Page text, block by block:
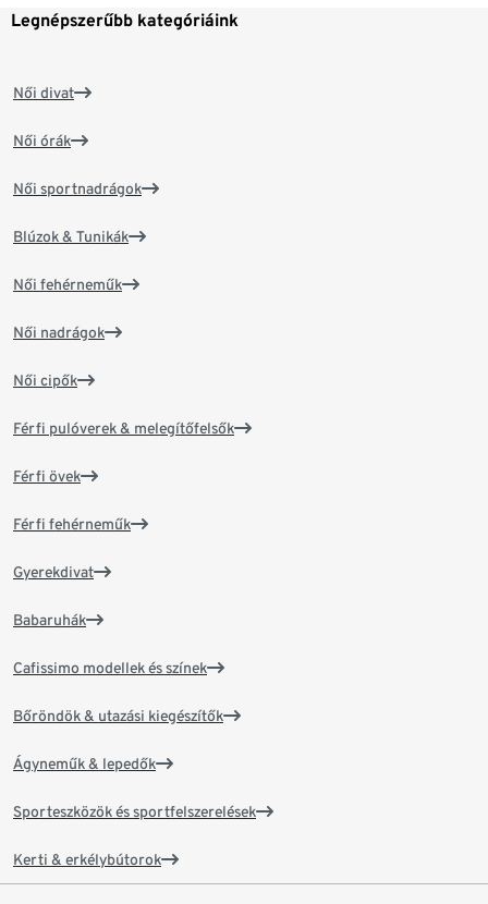
Legnépszerűbb kategóriáink
Női divat
Női órák
Női sportnadrágok
Blúzok & Tunikák
Női fehérneműk
Női nadrágok
Női cipők
Férfi pulóverek & melegítőfelsők
Férfi övek
Férfi fehérneműk
Gyerekdivat
Babaruhák
Cafissimo modellek és színek
Bőröndök & utazási kiegészítők
Ágyneműk & lepedők
Sporteszközök és sportfelszerelések
Kerti & erkélybútorok